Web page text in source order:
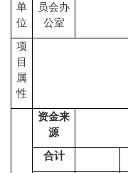
单
位
员会办
公室
项
目
属
性
资金来
源
合计